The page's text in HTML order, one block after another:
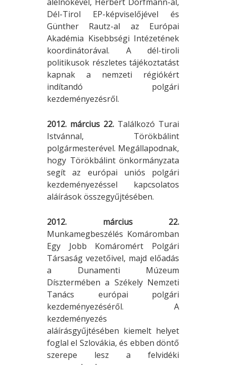
Dél-Tirol EP-képviselőjével és
Günther Rautz-al az Európai
Akadémia Kisebbségi Intézetének
koordinátorával. A dél-tiroli
politikusok részletes tájékoztatást
kapnak a nemzeti régiókért
indítandó polgári
kezdeményezésről.
2012. március 22. Találkozó Turai
Istvánnal, Törökbálint
polgármesterével. Megállapodnak,
hogy Törökbálint önkormányzata
segít az európai uniós polgári
kezdeményezéssel kapcsolatos
aláírások összegyűjtésében.
2012. március 22.
Munkamegbeszélés Komáromban
Egy Jobb Komáromért Polgári
Társaság vezetőivel, majd előadás
a Dunamenti Múzeum
Dísztermében a Székely Nemzeti
Tanács európai polgári
kezdeményezéséről. A
kezdeményezés
aláírásgyűjtésében kiemelt helyet
foglal el Szlovákia, és ebben döntő
szerepe lesz a felvidéki